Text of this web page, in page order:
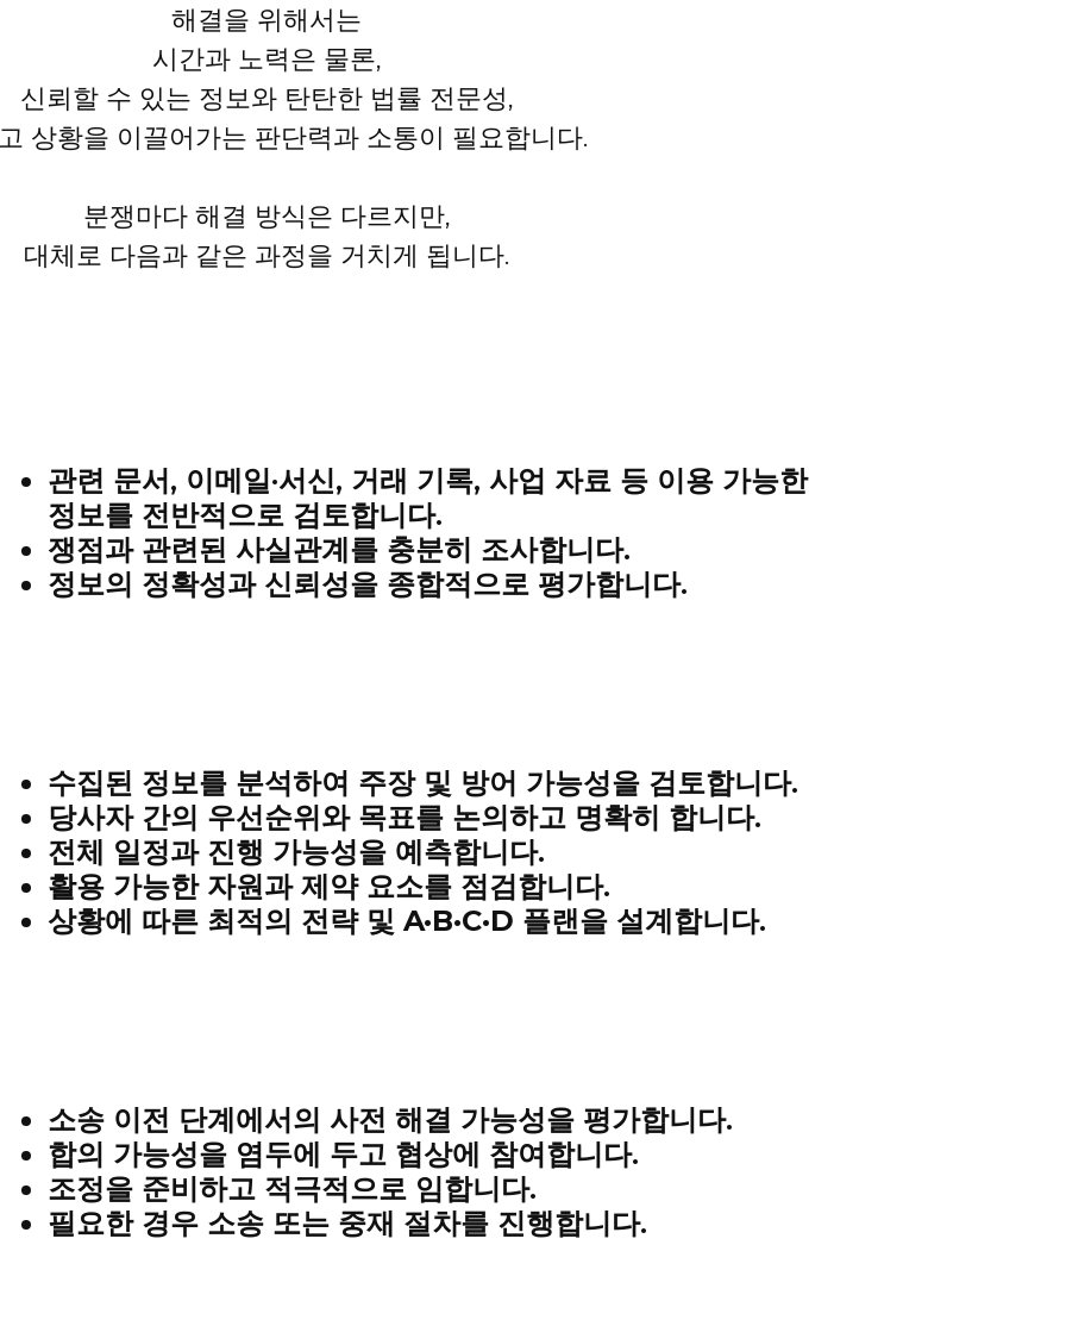
해결을 위해서는
시간과 노력은 물론,
신뢰할 수 있는 정보와 탄탄한 법률 전문성,
상황을 이끌어가는 판단력과 소통이 필요합니다.
분쟁마다 해결 방식은 다르지만,
대체로 다음과 같은 과정을 거치게 됩니다.
관련 문서, 이메일·서신, 거래 기록, 사업 자료 등 이용 가능한
정보를 전반적으로 검토합니다.
쟁점과 관련된 사실관계를 충분히 조사합니다.
정보의 정확성과 신뢰성을 종합적으로 평가합니다.
수집된 정보를 분석하여 주장 및 방어 가능성을 검토합니다.
당사자 간의 우선순위와 목표를 논의하고 명확히 합니다.
전체 일정과 진행 가능성을 예측합니다.
활용 가능한 자원과 제약 요소를 점검합니다.
상황에 따른 최적의 전략 및 A·B·C·D 플랜을 설계합니다.
소송 이전 단계에서의 사전 해결 가능성을 평가합니다.
합의 가능성을 염두에 두고 협상에 참여합니다.
조정을 준비하고 적극적으로 임합니다.
필요한 경우 소송 또는 중재 절차를 진행합니다.